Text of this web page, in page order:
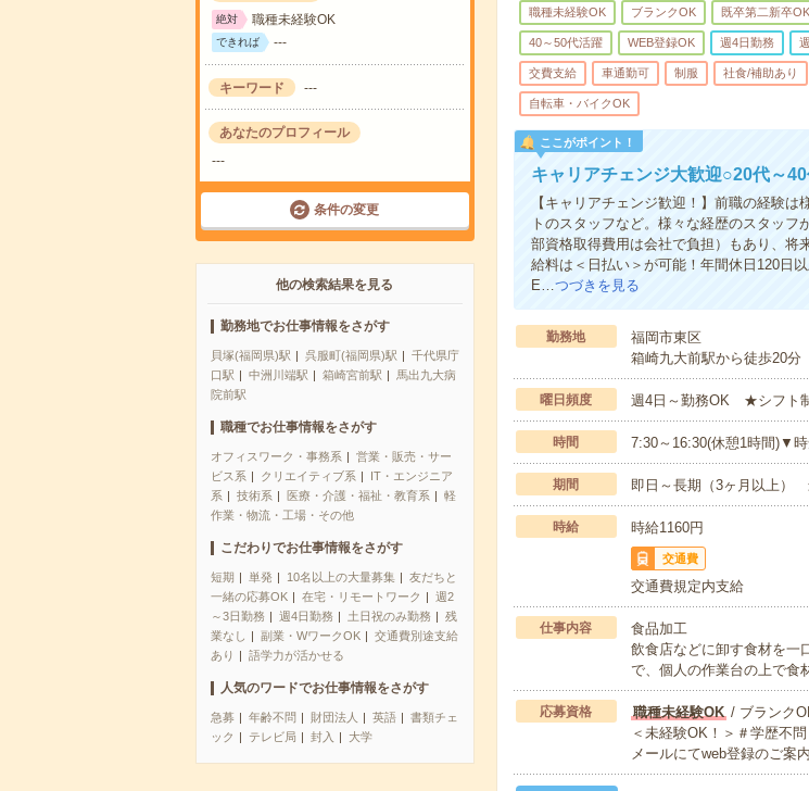
絶対 職種未経験OK
できれば ---
キーワード ---
あなたのプロフィール
---
条件の変更
他の検索結果を見る
勤務地でお仕事情報をさがす
貝塚(福岡県)駅 呉服町(福岡県)駅
千代県庁
口駅
中洲川端駅 箱崎宮前駅
馬出九大病
院前駅
職種でお仕事情報をさがす
オフィスワーク・事務系
営業・販売・サー
ビス系
クリエイティブ系
IT・エンジニア
系
技術系 医療・介護・福祉・教育系
軽
作業・物流・工場・その他
こだわりでお仕事情報をさがす
短期 単発 10名以上の大量募集
友だちと
一緒の応募OK
在宅・リモートワーク
週2
～3日勤務
週4日勤務 土日祝のみ勤務
残
業なし
副業・WワークOK
交通費別途支給
あり
語学力が活かせる
人気のワードでお仕事情報をさがす
急募 年齢不問 財団法人 英語
書類チェ
ック
テレビ局 封入 大学
職種未経験OK ブランクOK 既卒第二新卒OK
40～50代活躍 WEB登録OK 週4日勤務
交費支給 車通勤可 制服 社食/補助あり
自転車・バイクOK
ここがポイント！
キャリアチェンジ大歓迎○20代～
【キャリアチェンジ歓迎！】前職の経験
トのスタッフなど。様々な経歴のスタッ
部資格取得費用は会社で負担）もあり、将
給料は＜日払い＞が可能！年間休日120日
E…つづきを見る
勤務地
福岡市東区
箱崎九大前駅から徒歩20分
曜日頻度 週4日～勤務OK ★シフト
時間 7:30～16:30(休憩1時間)▼
期間 即日～長期（3ヶ月以上）
時給 時給1160円
交通費
交通費規定内支給
仕事内容
食品加工
飲食店などに卸す食材を一
で、個人の作業台の上で
応募資格 職種未経験OK/ ブランク
＜未経験OK！＞＃学歴不
メールにてweb登録のご案